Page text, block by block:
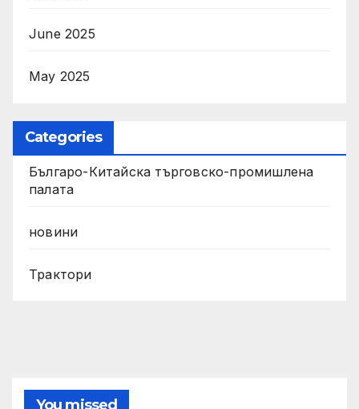
June 2025
May 2025
Categories
Българо-Китайска търговско-промишлена
палата
новини
Трактори
You missed